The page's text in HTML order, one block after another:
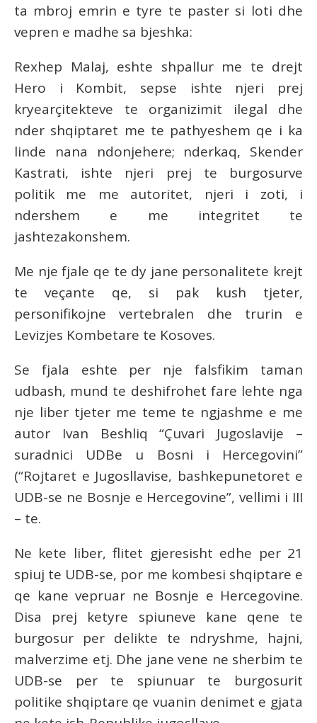
ta mbroj emrin e tyre te paster si loti dhe
vepren e madhe sa bjeshka:
Rexhep Malaj, eshte shpallur me te drejt
Hero i Kombit, sepse ishte njeri prej
kryearçitekteve te organizimit ilegal dhe
nder shqiptaret me te pathyeshem qe i ka
linde nana ndonjehere; nderkaq, Skender
Kastrati, ishte njeri prej te burgosurve
politik me me autoritet, njeri i zoti, i
ndershem e me integritet te
jashtezakonshem.
Me nje fjale qe te dy jane personalitete krejt
te veçante qe, si pak kush tjeter,
personifikojne vertebralen dhe trurin e
Levizjes Kombetare te Kosoves.
Se fjala eshte per nje falsfikim taman
udbash, mund te deshifrohet fare lehte nga
nje liber tjeter me teme te ngjashme e me
autor Ivan Beshliq “Çuvari Jugoslavije –
suradnici UDBe u Bosni i Hercegovini”
(“Rojtaret e Jugosllavise, bashkepunetoret e
UDB-se ne Bosnje e Hercegovine”, vellimi i III
– te.
Ne kete liber, flitet gjeresisht edhe per 21
spiuj te UDB-se, por me kombesi shqiptare e
qe kane vepruar ne Bosnje e Hercegovine.
Disa prej ketyre spiuneve kane qene te
burgosur per delikte te ndryshme, hajni,
malverzime etj. Dhe jane vene ne sherbim te
UDB-se per te spiunuar te burgosurit
politike shqiptare qe vuanin denimet e gjata